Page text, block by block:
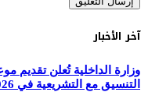
آخر الأخبار
وزارة الداخلية تُعلن تقديم
التنسيق مع التشريعية في 2026